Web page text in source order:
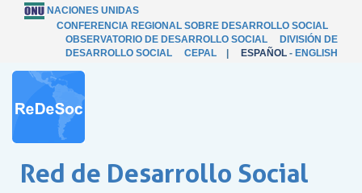
NACIONES UNIDAS
CONFERENCIA REGIONAL SOBRE DESARROLLO SOCIAL
OBSERVATORIO DE DESARROLLO SOCIAL
DIVISIÓN DE
DESARROLLO SOCIAL
CEPAL ESPAÑOL - ENGLISH
Red de Desarrollo Social